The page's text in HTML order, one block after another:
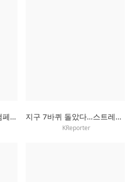
트와이스 정연, '감별사' 캠페인으로 초록우산에 3천만원 기부 지구 7바퀴 돌았다…스트레이키즈, 로마서 월드투어 마무리
KReporter